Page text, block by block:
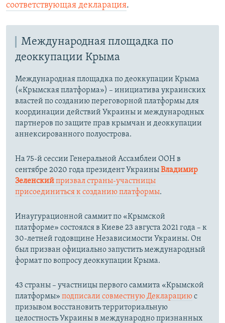
соответствующая декларация.
Международная площадка по
деоккупации Крыма
Международная площадка по деоккупации Крыма
(«Крымская платформа») – инициатива украинских
властей по созданию переговорной платформы для
координации действий Украины и международных
партнеров по защите прав крымчан и деоккупации
аннексированного полуострова.
На 75-й сессии Генеральной Ассамблеи ООН в
сентябре 2020 года президент УкраиныВладимир
Зеленскийпризвал страны-участницы
присоединиться к созданию платформы.
Инаугурационной саммит по «Крымской
платформе» состоялся в Киеве 23 августа 2021 года – к
30-летней годовщине Независимости Украины. Он
был призван официально запустить международный
формат по вопросу деоккупации Крыма.
43 страны – участницы первого саммита «Крымской
платформы» подписали совместную Декларациюс
призывом восстановить территориальную
целостность Украины в международно признанных